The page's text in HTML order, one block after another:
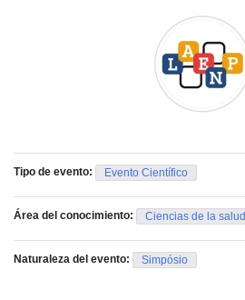
Tipo de evento: Evento Científico
Área del conocimiento: Ciencias de la salud
Naturaleza del evento: Simpósio